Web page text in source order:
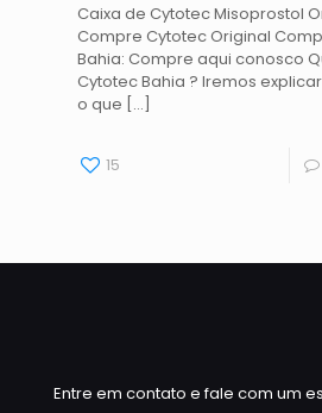
Caixa de Cytotec Misoprostol
Compre Cytotec Original
Bahia: Compre aqui conosco
Cytotec Bahia ? Iremos
o que […]
15
Entre em contato e fale com um